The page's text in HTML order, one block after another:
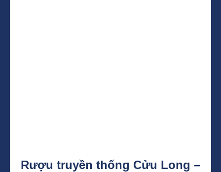
Rượu truyền thống Cửu Long –